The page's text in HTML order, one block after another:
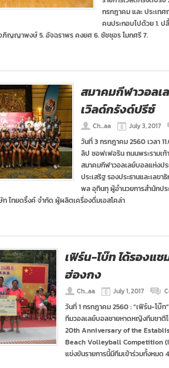
กรกฎาคม และ ประเท
คนประกอบไปด้วย 1. ป
ญญาพงษ์ 5. อัจฉราพร คงยศ 6. ชัชชุอร โมกศรี 7.
สมาคมกีฬาวอล
เวิลด์กรังด์ปรีซ์
Ch...aa July 3, 2017
วันที่ 3 กรกฎาคม 2560 เวลา
ลิป ซอฟเฟอริน ถนนพระรามเก้
สมาคมกีฬาวอลเลย์บอลแห่งปร
ประเสริฐ รองประธานและเลข
พล อุทินทุ ผู้อำนวยการสำนักปร
ไทยดริ้งค์ จำกัด ผู้ผลิตเครื่องดื่มเอสโคล่า
เฟิร์น-โบ๊ท ได้รองแ
ฮ่องกง
Ch...aa July 1, 2017
วันที่ 1 กรกฎาคม 2560 : “เฟิร์น-โบ๊
ทีมวอลเลย์บอลชายหาดหญิงทีมชาติไ
20th Anniversary of the
Beach Volleyball Competition
แข่งขันรายการนี้มีทีมเข้าร่วมทั้งหม